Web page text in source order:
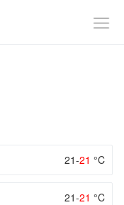
21-21 °C
21-21 °C